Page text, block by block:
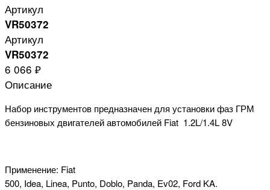
Артикул
VR50372
Артикул
VR50372
6 066 ₽
Описание
Набор инструментов предназначен для установки фаз ГРМ
бензиновых двигателей автомобилей Fiat 1.2L/1.4L 8V
Применение: Fiat
500, Idea, Linea, Punto, Doblo, Panda, Ev02, Ford KA.